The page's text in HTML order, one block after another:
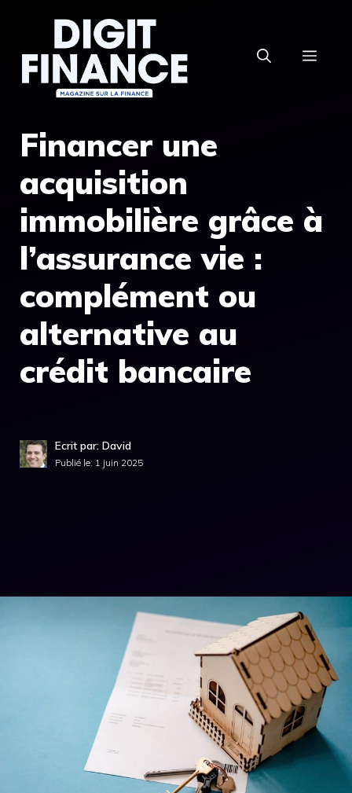
contenu
Financer une
acquisition
immobilière grâce à
l’assurance vie :
complément ou
alternative au
crédit bancaire
Ecrit par: David
Publié le: 1 juin 2025